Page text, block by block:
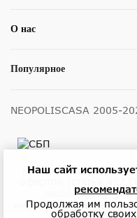
О нас
Популярное
NEOPOLISCASA 2005-
Размещенные на
любое время без
информацию о ценах и
Наш сайт
Продолжая им
обработку